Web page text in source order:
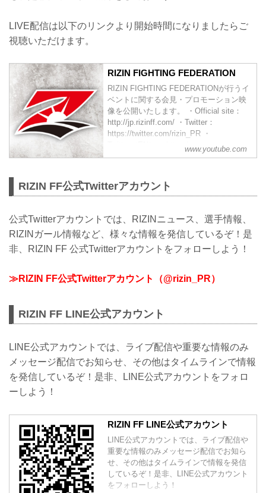
LIVE配信は以下のリンクより開始時間になりましたらご
視聴いただけます。
RIZIN FIGHTING FEDERATION
RIZIN FIGHTING FEDERATIONが行うイ
ベントに関する会見・プロモーション映
像を公開いたします。 ・Official site：
http://jp.rizinff.com/ ・Twitter：
https://twitter.com/rizin_PR ・
www.youtube.com
RIZIN FF公式Twitterアカウント
公式Twitterアカウントでは、RIZINニュース、選手情報、
RIZINガール情報など、様々な情報を発信しているぞ！是
非、RIZIN FF 公式Twitterアカウントをフォローしよう！
≫RIZIN FF公式Twitterアカウント（@rizin_PR）
RIZIN FF LINE公式アカウント
LINE公式アカウントでは、ライブ配信や重要な情報のみ
メッセージ配信でお知らせ、その他はタイムラインで情報
を発信しているぞ！是非、LINE公式アカウントをフォロ
ーしよう！
RIZIN FF LINE公式アカウント
LINE公式アカウントでは、ライブ配信や
重要な情報のみメッセージ配信でお知ら
せ、その他はタイムラインで情報を発信
しているぞ！是非、LINE公式アカウント
をフォローしよう！